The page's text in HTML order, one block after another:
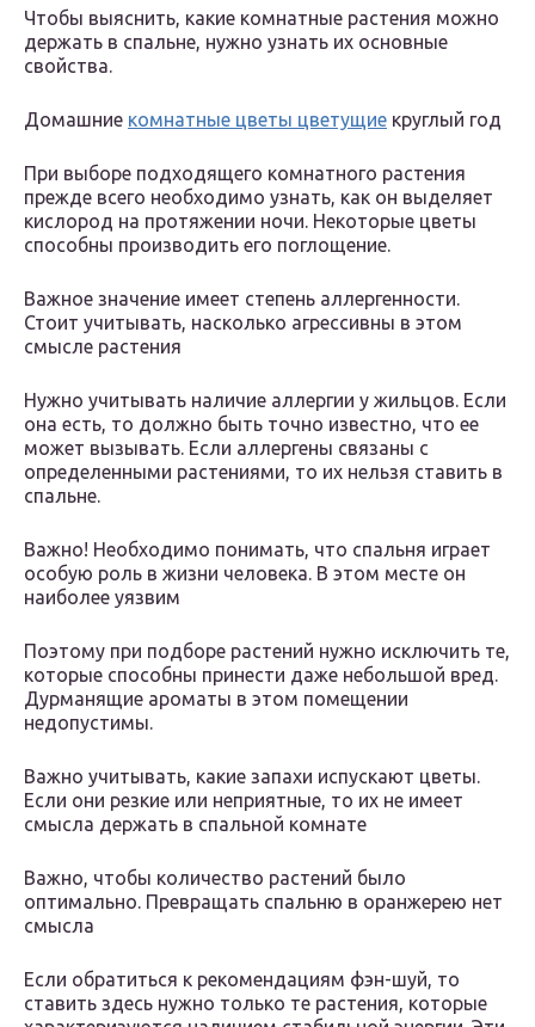
Чтобы выяснить, какие комнатные растения можно
держать в спальне, нужно узнать их основные
свойства.
Домашние комнатные цветы цветущие круглый год
При выборе подходящего комнатного растения
прежде всего необходимо узнать, как он выделяет
кислород на протяжении ночи. Некоторые цветы
способны производить его поглощение.
Важное значение имеет степень аллергенности.
Стоит учитывать, насколько агрессивны в этом
смысле растения
Нужно учитывать наличие аллергии у жильцов. Если
она есть, то должно быть точно известно, что ее
может вызывать. Если аллергены связаны с
определенными растениями, то их нельзя ставить в
спальне.
Важно! Необходимо понимать, что спальня играет
особую роль в жизни человека. В этом месте он
наиболее уязвим
Поэтому при подборе растений нужно исключить те,
которые способны принести даже небольшой вред.
Дурманящие ароматы в этом помещении
недопустимы.
Важно учитывать, какие запахи испускают цветы.
Если они резкие или неприятные, то их не имеет
смысла держать в спальной комнате
Важно, чтобы количество растений было
оптимально. Превращать спальню в оранжерею нет
смысла
Если обратиться к рекомендациям фэн-шуй, то
ставить здесь нужно только те растения, которые